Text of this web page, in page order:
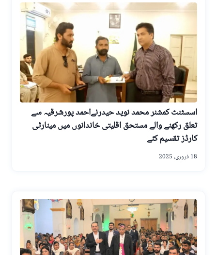
اسسٹنٹ کمشنر محمد نوید حیدرنےاحمد پورشرقیہ سے
تعلق رکھنے والے مستحق اقلیتی خاندانوں میں مینارٹی
کارڈز تقسیم کئے
18 فروری, 2025